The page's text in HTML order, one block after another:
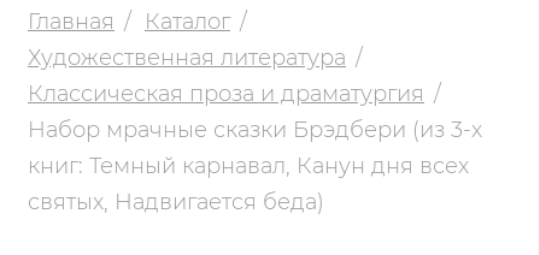
Главная
Каталог
Художественная литература
Классическая проза и драматургия
Набор мрачные сказки Брэдбери (из 3-х
книг: Темный карнавал, Канун дня всех
святых, Надвигается беда)